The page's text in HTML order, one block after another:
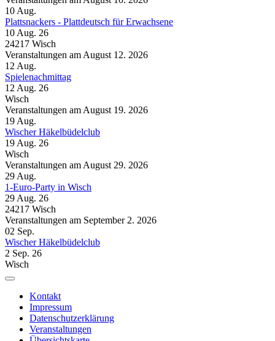
10 Aug.
Plattsnackers - Plattdeutsch für Erwachsene
10 Aug. 26
24217 Wisch
Veranstaltungen am August 12. 2026
12 Aug.
Spielenachmittag
12 Aug. 26
Wisch
Veranstaltungen am August 19. 2026
19 Aug.
Wischer Häkelbüdelclub
19 Aug. 26
Wisch
Veranstaltungen am August 29. 2026
29 Aug.
1-Euro-Party in Wisch
29 Aug. 26
24217 Wisch
Veranstaltungen am September 2. 2026
02 Sep.
Wischer Häkelbüdelclub
2 Sep. 26
Wisch
Kontakt
Impressum
Datenschutzerklärung
Veranstaltungen